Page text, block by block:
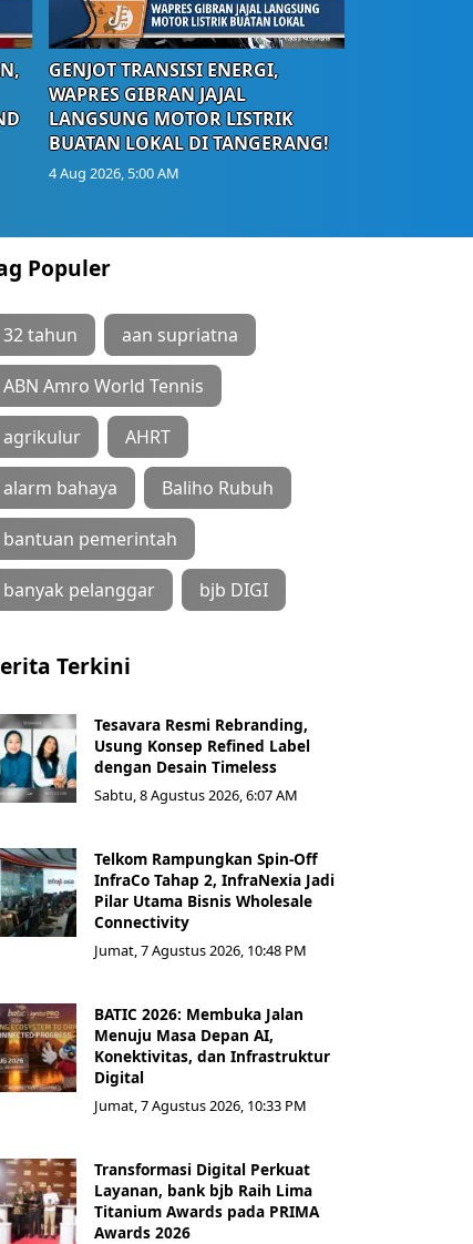
GENJOT TRANSISI ENERGI,
WAPRES GIBRAN JAJAL
LANGSUNG MOTOR LISTRIK
BUATAN LOKAL DI TANGERANG!
4 Aug 2026, 5:00 AM
Populer
32 tahun aan supriatna
ABN Amro World Tennis
agrikulur AHRT
alarm bahaya Baliho Rubuh
bantuan pemerintah
banyak pelanggar bjb DIGI
Terkini
Tesavara Resmi Rebranding,
Usung Konsep Refined Label
dengan Desain Timeless
Sabtu, 8 Agustus 2026, 6:07 AM
Telkom Rampungkan Spin-Off
InfraCo Tahap 2, InfraNexia Jadi
Pilar Utama Bisnis Wholesale
Connectivity
Jumat, 7 Agustus 2026, 10:48 PM
BATIC 2026: Membuka Jalan
Menuju Masa Depan AI,
Konektivitas, dan Infrastruktur
Digital
Jumat, 7 Agustus 2026, 10:33 PM
Transformasi Digital Perkuat
Layanan, bank bjb Raih Lima
Titanium Awards pada PRIMA
Awards 2026